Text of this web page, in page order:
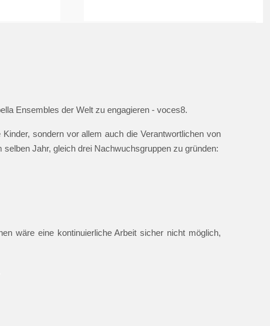
Ensembles der Welt zu engagieren - voces8.
sondern vor allem auch die Verantwortlichen von
Jahr, gleich drei Nachwuchsgruppen zu gründen:
wäre eine kontinuierliche Arbeit sicher nicht möglich,